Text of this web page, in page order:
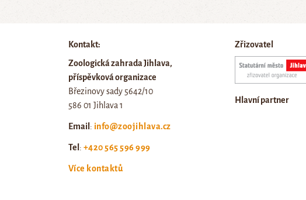
Kontakt:
Zoologická zahrada Jihlava,
příspěvková organizace
Březinovy sady 5642/10
586 01 Jihlava 1
Email : info@zoojihlava.cz
Tel : +420 565 596 999
Více kontaktů
Zřizovatel
Hlavní partner